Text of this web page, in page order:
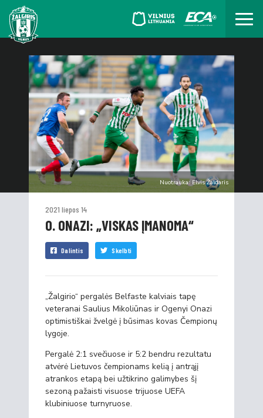
Nuotrauka: Elvis Žaldaris
2021 liepos 14
O. ONAZI: „VISKAS ĮMANOMA“
Dalintis Skelbti
„Žalgirio“ pergalės Belfaste kalviais tapę
veteranai Saulius Mikoliūnas ir Ogenyi Onazi
optimistiškai žvelgė į būsimas kovas Čempionų
lygoje.
Pergalė 2:1 svečiuose ir 5:2 bendru rezultatu
atvėrė Lietuvos čempionams kelią į antrąjį
atrankos etapą bei užtikrino galimybes šį
sezoną pažaisti visuose trijuose UEFA
klubiniuose turnyruose.